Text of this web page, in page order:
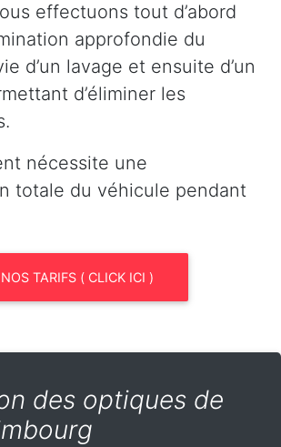
effectuons tout d’abord
approfondie du
d’un lavage et ensuite d’un
d’éliminer les
nécessite une
totale du véhicule pendant
NOS TARIFS ( CLICK ICI )
des optiques de